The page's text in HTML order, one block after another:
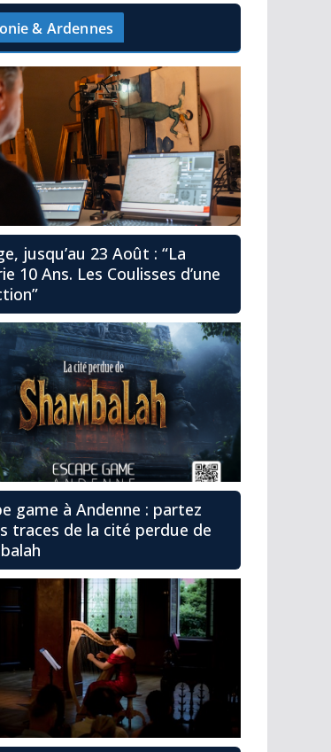
& Ardennes
jusqu’au 23 Août : “La
10 Ans. Les Coulisses d’une
game à Andenne : partez
traces de la cité perdue de